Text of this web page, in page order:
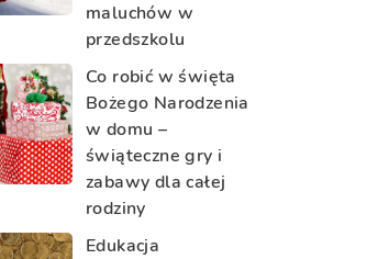
maluchów w
przedszkolu
Co robić w święta
Bożego Narodzenia
w domu –
świąteczne gry i
zabawy dla całej
rodziny
Edukacja